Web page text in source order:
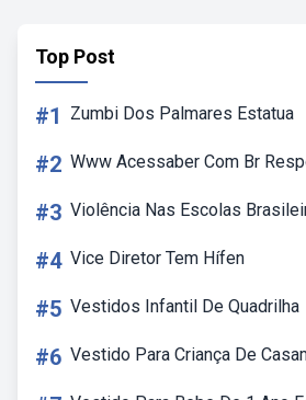
Top Post
#1 Zumbi Dos Palmares Estatua
#2 Www Acessaber Com Br
#3 Violência Nas Escolas
#4 Vice Diretor Tem Hífen
#5 Vestidos Infantil De Quadrilha
#6 Vestido Para Criança De